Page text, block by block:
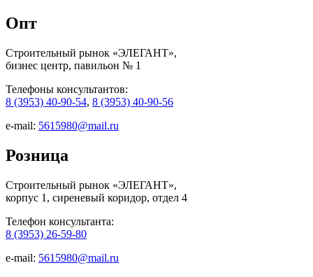
Опт
Строительный рынок «ЭЛЕГАНТ»,
бизнес центр, павильон № 1
Телефоны консультантов:
8 (3953) 40-90-54, 8 (3953) 40-90-56
e-mail: 5615980@mail.ru
Розница
Строительный рынок «ЭЛЕГАНТ»,
корпус 1, сиреневый коридор, отдел 4
Телефон консультанта:
8 (3953) 26-59-80
e-mail: 5615980@mail.ru